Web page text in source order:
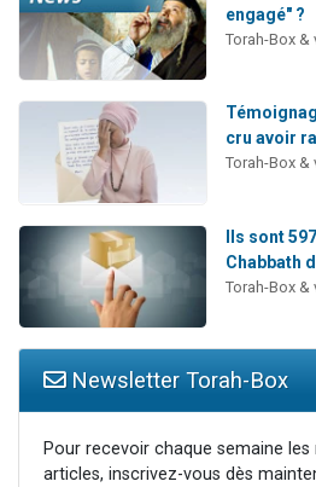
engagé" ?
Torah-Box &
cru avoir
Torah-Box &
Ils sont
Chabbath
Torah-Box &
Newsletter Torah-Box
Pour recevoir chaque semaine
articles, inscrivez-vous dès